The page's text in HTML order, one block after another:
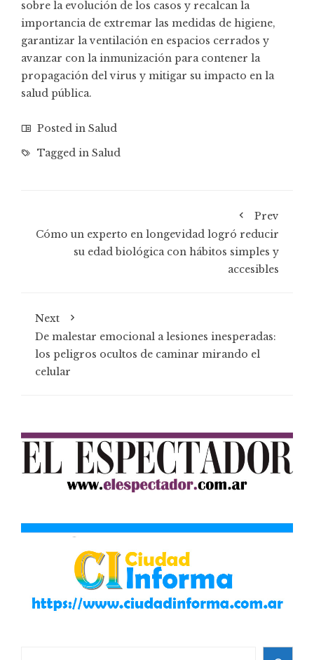
sobre la evolución de los casos y recalcan la
importancia de extremar las medidas de higiene,
garantizar la ventilación en espacios cerrados y
avanzar con la inmunización para contener la
propagación del virus y mitigar su impacto en la
salud pública.
Posted in Salud
Tagged in Salud
Prev
Cómo un experto en longevidad logró reducir
su edad biológica con hábitos simples y
accesibles
Next
De malestar emocional a lesiones inesperadas:
los peligros ocultos de caminar mirando el
celular